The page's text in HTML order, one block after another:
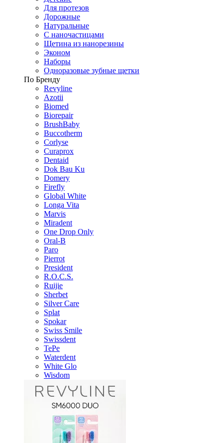
Для протезов
Дорожные
Натуральные
С наночастицами
Щетина из нанорезины
Эконом
Наборы
Одноразовые зубные щетки
По Бренду
Revyline
Azotii
Biomed
Biorepair
BrushBaby
Buccotherm
Corlyse
Curaprox
Dentaid
Dok Bau Ku
Domery
Firefly
Global White
Longa Vita
Marvis
Miradent
One Drop Only
Oral-B
Paro
Pierrot
President
R.O.C.S.
Ruijie
Sherbet
Silver Care
Splat
Spokar
Swiss Smile
Swissdent
TePe
Waterdent
White Glo
Wisdom